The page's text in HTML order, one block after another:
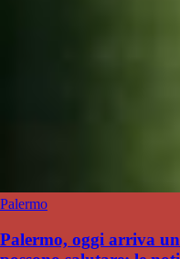
Palermo
Palermo, oggi arriva